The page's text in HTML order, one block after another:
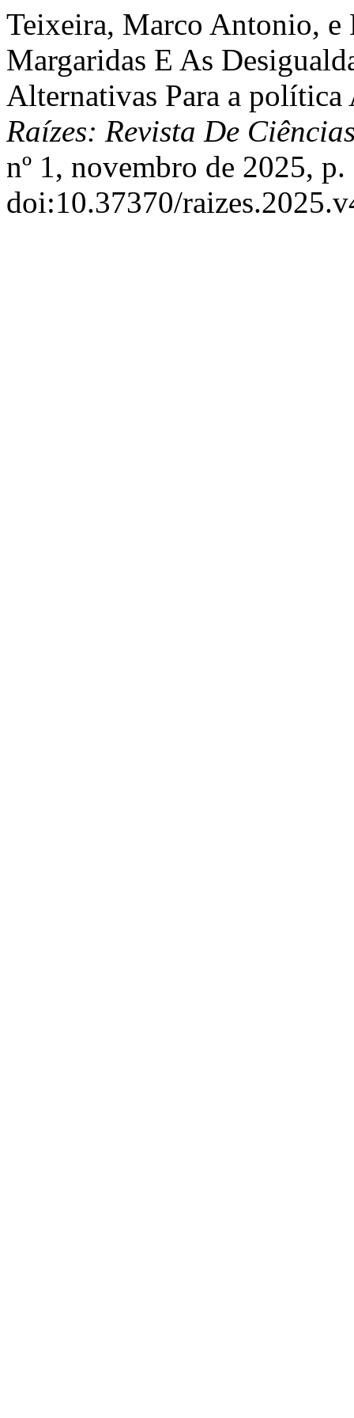
Teixeira, Marco Antonio, e
Margaridas E As
Alternativas Para a
Raízes: Revista De
nº 1, novembro de 2025,
doi:10.37370/